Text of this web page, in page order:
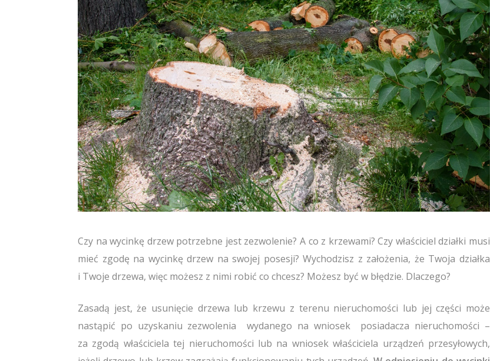
Czy na wycinkę drzew potrzebne jest zezwolenie? A co z krzewami? Czy właściciel działki musi
mieć zgodę na wycinkę drzew na swojej posesji? Wychodzisz z założenia, że Twoja działka
i Twoje drzewa, więc możesz z nimi robić co chcesz? Możesz być w błędzie. Dlaczego?
Zasadą jest, że usunięcie drzewa lub krzewu z terenu nieruchomości lub jej części może
nastąpić po uzyskaniu zezwolenia wydanego na wniosek posiadacza nieruchomości –
za zgodą właściciela tej nieruchomości lub na wniosek właściciela urządzeń przesyłowych,